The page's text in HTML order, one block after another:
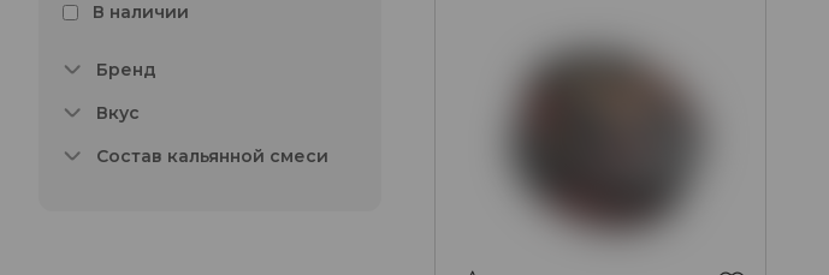
В наличии
Бренд
Вкус
Состав кальянной смеси